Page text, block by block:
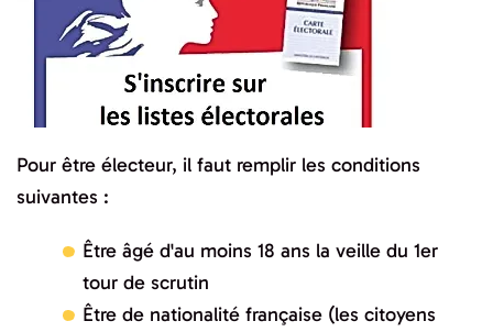
Pour être électeur, il faut remplir les conditions
suivantes :
Être âgé d'au moins 18 ans la veille du 1er
tour de scrutin
Être de nationalité française (les citoyens